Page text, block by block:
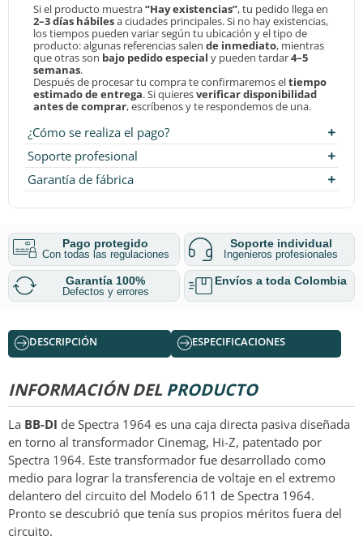
Si el producto muestra“Hay existencias”, tu pedido llega en
2–3 días hábilesa ciudades principales. Si no hay existencias,
los tiempos pueden variar según tu ubicación y el tipo de
producto: algunas referencias salen de inmediato, mientras
que otras son bajo pedido especial y pueden tardar4–5
semanas.
Después de procesar tu compra te confirmaremos eltiempo
estimado de entrega. Si quieresverificar disponibilidad
antes de comprar, escríbenos y te respondemos de una.
¿Cómo se realiza el pago?
Soporte profesional
Garantía de fábrica
Pago protegido
Con todas las regulaciones
Soporte individual
Ingenieros profesionales
Garantía 100%
Defectos y errores
Envíos a toda Colombia
DESCRIPCIÓN ESPECIFICACIONES
INFORMACIÓN DEL PRODUCTO
La BB-DI de Spectra 1964 es una caja directa pasiva diseñada
en torno al transformador Cinemag, Hi-Z, patentado por
Spectra 1964. Este transformador fue desarrollado como
medio para lograr la transferencia de voltaje en el extremo
delantero del circuito del Modelo 611 de Spectra 1964.
Pronto se descubrió que tenía sus propios méritos fuera del
circuito.